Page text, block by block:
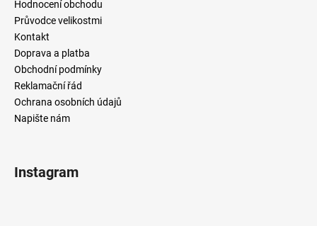
Hodnocení obchodu
Průvodce velikostmi
Kontakt
Doprava a platba
Obchodní podmínky
Reklamační řád
Ochrana osobních údajů
Napište nám
Instagram